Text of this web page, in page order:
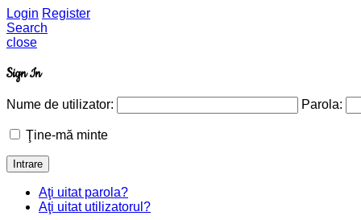
Login Register
Search
close
Sign In
Nume de utilizator: Parola:
Ţine-mă minte
Aţi uitat parola?
Aţi uitat utilizatorul?